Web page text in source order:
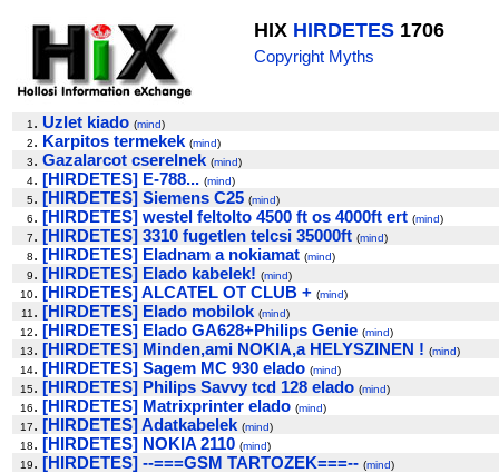
HIX HIRDETES 1706
Copyright Myths
1 . Uzlet kiado (mind)
2. Karpitos termekek (mind)
3. Gazalarcot cserelnek (mind)
4. [HIRDETES] E-788... (mind)
5. [HIRDETES] Siemens C25 (mind)
6. [HIRDETES] westel feltolto 4500 ft os 4000ft ert (mind)
7. [HIRDETES] 3310 fugetlen telcsi 35000ft (mind)
8. [HIRDETES] Eladnam a nokiamat (mind)
9. [HIRDETES] Elado kabelek! (mind)
10. [HIRDETES] ALCATEL OT CLUB + (mind)
11 . [HIRDETES] Elado mobilok (mind)
12. [HIRDETES] Elado GA628+Philips Genie (mind)
13. [HIRDETES] Minden,ami NOKIA,a HELYSZINEN ! (mind)
14. [HIRDETES] Sagem MC 930 elado (mind)
15. [HIRDETES] Philips Savvy tcd 128 elado (mind)
16. [HIRDETES] Matrixprinter elado (mind)
17. [HIRDETES] Adatkabelek (mind)
18. [HIRDETES] NOKIA 2110 (mind)
19. [HIRDETES] --===GSM TARTOZEK===-- (mind)